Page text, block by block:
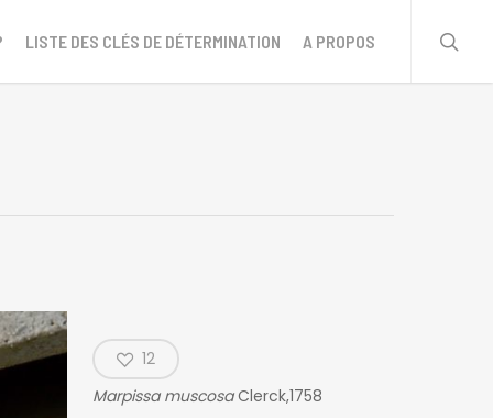
LISTE DES CLÉS DE DÉTERMINATION A PROPOS
12
Marpissa muscosaClerck,1758